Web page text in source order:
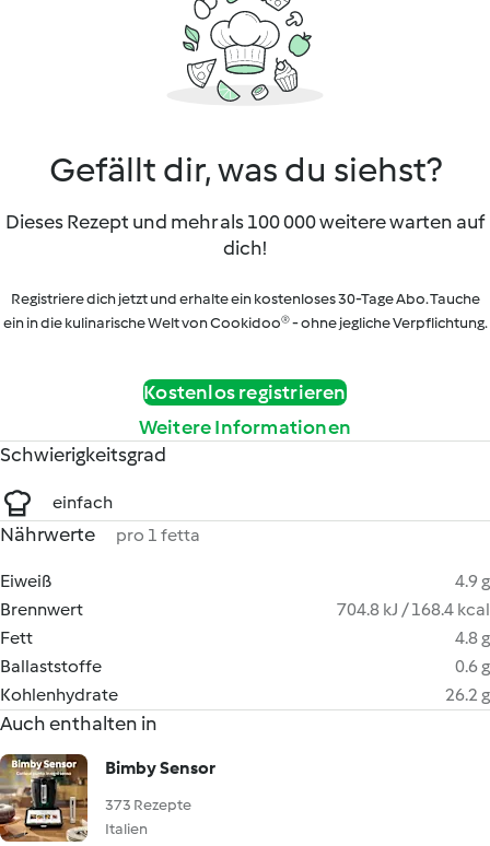
Gefällt dir, was du siehst?
Dieses Rezept und mehr als 100 000 weitere warten auf
dich!
Registriere dich jetzt und erhalte ein kostenloses 30-Tage Abo. Tauche
ein in die kulinarische Welt von Cookidoo® - ohne jegliche Verpflichtung.
Kostenlos registrieren
Weitere Informationen
Schwierigkeitsgrad
einfach
Nährwerte pro 1 fetta
Eiweiß
4.9 g
Brennwert
704.8 kJ / 168.4 kcal
Fett
4.8 g
Ballaststoffe
0.6 g
Kohlenhydrate
26.2 g
Auch enthalten in
Bimby Sensor
373 Rezepte
Italien